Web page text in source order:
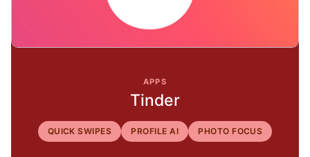
APPS
Tinder
QUICK SWIPES PROFILE AI PHOTO FOCUS